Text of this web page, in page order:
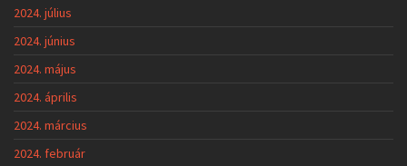
2024. július
2024. június
2024. május
2024. április
2024. március
2024. február